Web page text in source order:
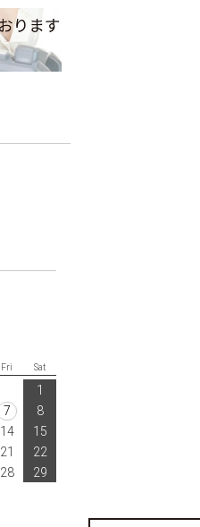
Fri Sat
1
7
8
14
15
21
22
28
29